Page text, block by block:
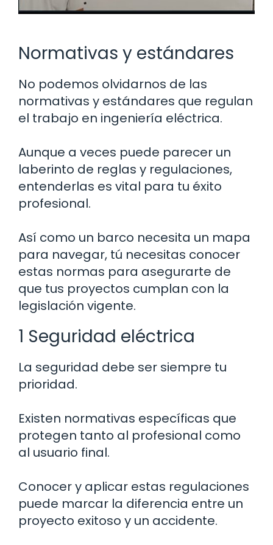
Normativas y estándares
No podemos olvidarnos de las
normativas y estándares que regulan
el trabajo en ingeniería eléctrica.
Aunque a veces puede parecer un
laberinto de reglas y regulaciones,
entenderlas es vital para tu éxito
profesional.
Así como un barco necesita un mapa
para navegar, tú necesitas conocer
estas normas para asegurarte de
que tus proyectos cumplan con la
legislación vigente.
1 Seguridad eléctrica
La seguridad debe ser siempre tu
prioridad.
Existen normativas específicas que
protegen tanto al profesional como
al usuario final.
Conocer y aplicar estas regulaciones
puede marcar la diferencia entre un
proyecto exitoso y un accidente.